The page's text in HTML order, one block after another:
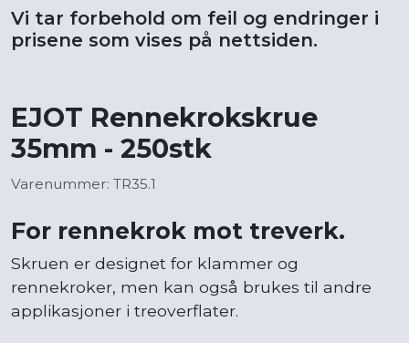
Vi tar forbehold om feil og endringer i
prisene som vises på nettsiden.
EJOT Rennekrokskrue
35mm - 250stk
Varenummer: TR35.1
For rennekrok mot treverk.
Skruen er designet for klammer og
rennekroker, men kan også brukes til andre
applikasjoner i treoverflater.